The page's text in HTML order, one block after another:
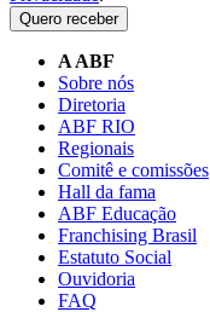
Quero receber
A ABF
Sobre nós
Diretoria
ABF RIO
Regionais
Comitê e comissões
Hall da fama
ABF Educação
Franchising Brasil
Estatuto Social
Ouvidoria
FAQ